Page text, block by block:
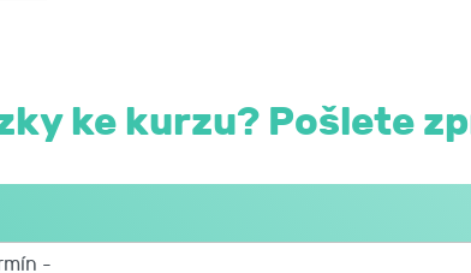
ke kurzu? Pošlete